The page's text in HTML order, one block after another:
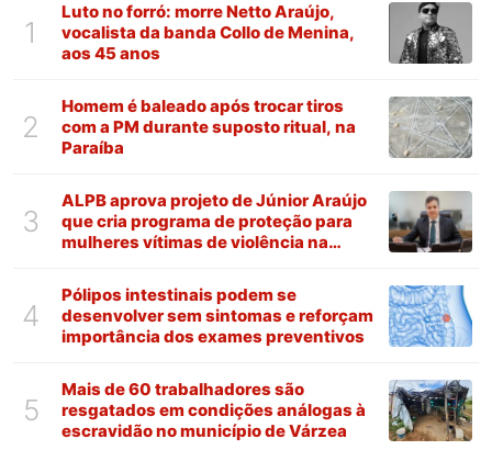
1
Luto no forró: morre Netto Araújo,
vocalista da banda Collo de Menina,
aos 45 anos
2
Homem é baleado após trocar tiros
com a PM durante suposto ritual, na
Paraíba
3
ALPB aprova projeto de Júnior Araújo
que cria programa de proteção para
mulheres vítimas de violência na
4
Pólipos intestinais podem se
desenvolver sem sintomas e reforçam
importância dos exames preventivos
5
Mais de 60 trabalhadores são
resgatados em condições análogas à
escravidão no município de Várzea